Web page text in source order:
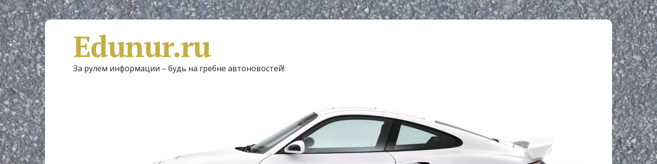
Edunur.ru
За рулем информации – будь на гребне автоновостей!